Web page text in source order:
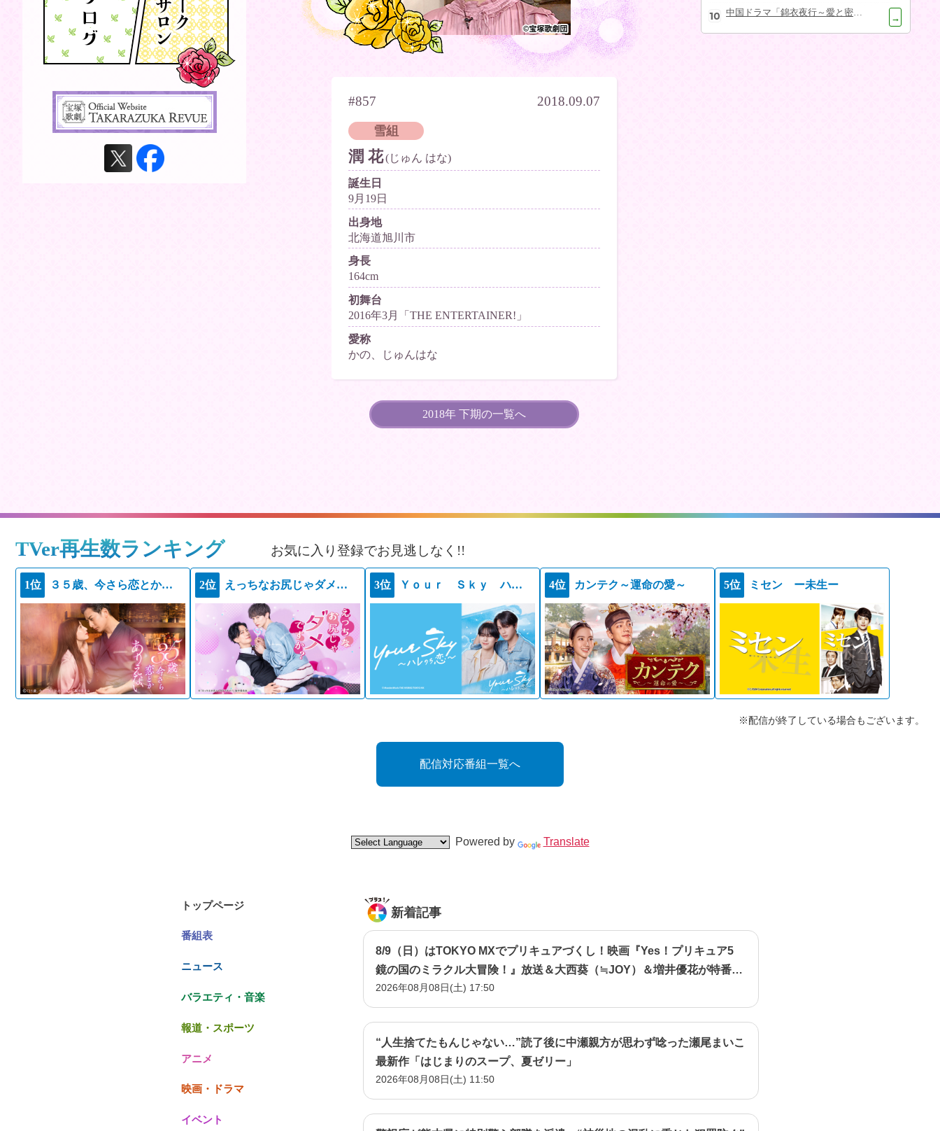
#857 2018.09.07
雪組
潤 花 (じゅん はな)
誕生日
9月19日
出身地
北海道旭川市
身長
164cm
初舞台
2016年3月「THE ENTERTAINER!」
愛称
かの、じゅんはな
2018年 下期の一覧へ
→
TVer再生数ランキング お気に入り登録でお見逃しなく!!
1位 ３５歳、今さら恋とかありえない 2位 えっちなお尻じゃダメですか？ 3位 Ｙｏｕｒ Ｓｋｙ ハレのち恋 4位 カンテク～運命の愛～ 5位 ミセン ー未生ー
※配信が終了している場合もございます。
配信対応番組一覧へ
Powered by Translate
トップページ
番組表
ニュース
バラエティ・音楽
報道・スポーツ
アニメ
映画・ドラマ
イベント
新着記事
8/9（日）はTOKYO MXでプリキュアづくし！映画『Yes！プリキュア5
鏡の国のミラクル大冒険！』放送＆大西葵（≒JOY）＆増井優花が特番で
『名探偵プリキュア！』イベント潜入！
2026年08月08日(土) 17:50
“人生捨てたもんじゃない…”読了後に中瀬親方が思わず唸った瀬尾まいこ
最新作「はじまりのスープ、夏ゼリー」
2026年08月08日(土) 11:50